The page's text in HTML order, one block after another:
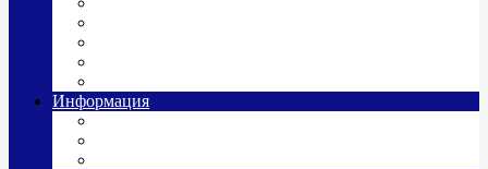
Информация